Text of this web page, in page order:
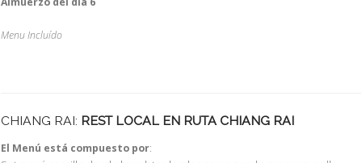
Menu Incluído
CHIANG RAI: REST LOCAL EN RUTA CHIANG RAI
El Menú está compuesto por: